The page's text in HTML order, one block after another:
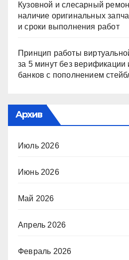
Кузовной и слесарный
наличие оригинальных
и сроки выполнения работ
Принцип работы
за 5 минут без верификации
банков с пополнением
Архив
Июль 2026
Июнь 2026
Май 2026
Апрель 2026
Февраль 2026